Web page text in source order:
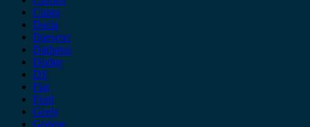
Cupra
Dacia
Daewoo
Daihatsu
Dodge
DS
Fiat
Ford
Geely
Gonow